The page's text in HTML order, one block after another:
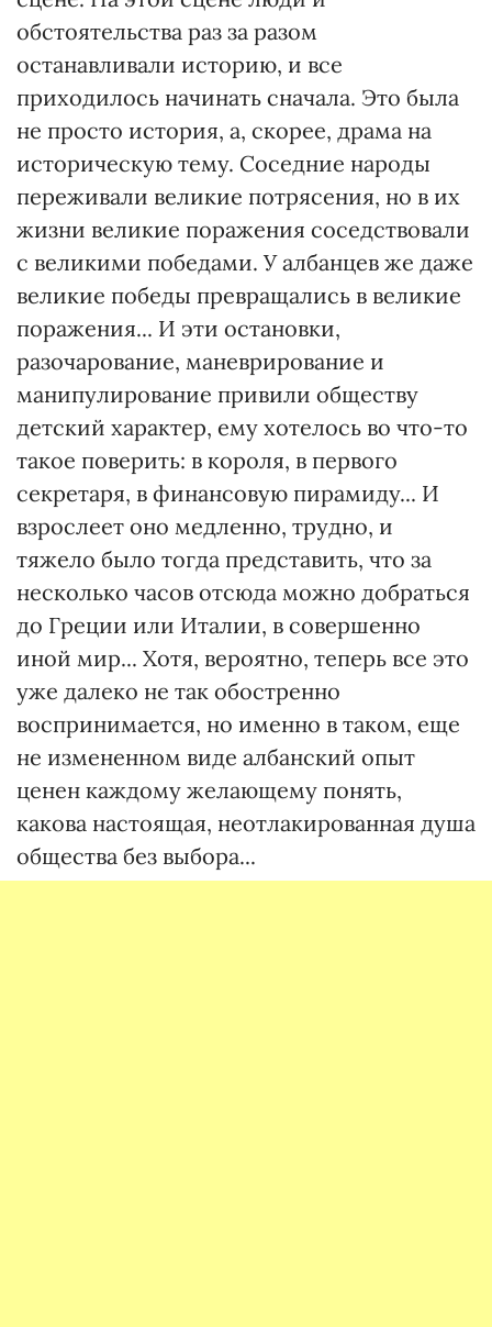
обстоятельства раз за разом
останавливали историю, и все
приходилось начинать сначала. Это была
не просто история, а, скорее, драма на
историческую тему. Соседние народы
переживали великие потрясения, но в их
жизни великие поражения соседствовали
с великими победами. У албанцев же даже
великие победы превращались в великие
поражения... И эти остановки,
разочарование, маневрирование и
манипулирование привили обществу
детский характер, ему хотелось во что-то
такое поверить: в короля, в первого
секретаря, в финансовую пирамиду... И
взрослеет оно медленно, трудно, и
тяжело было тогда представить, что за
несколько часов отсюда можно добраться
до Греции или Италии, в совершенно
иной мир... Хотя, вероятно, теперь все это
уже далеко не так обостренно
воспринимается, но именно в таком, еще
не измененном виде албанский опыт
ценен каждому желающему понять,
какова настоящая, неотлакированная душа
общества без выбора...